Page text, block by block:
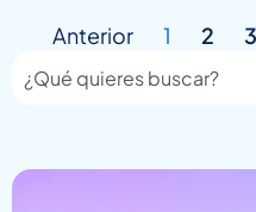
Anterior 1 2 3